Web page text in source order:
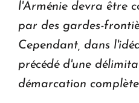
l'Arménie devra être
par des gardes-
Cependant, dans
précédé d'une
démarcation